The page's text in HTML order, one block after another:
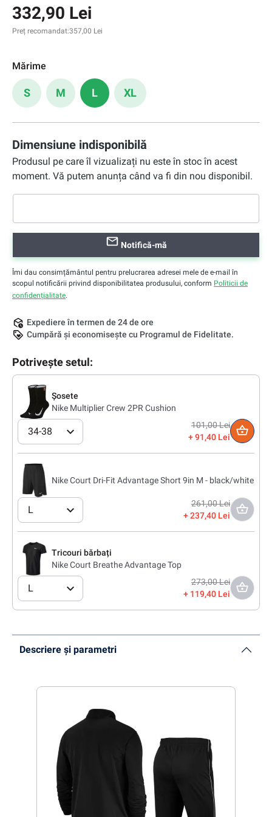
332,90 Lei
Preț recomandat:357,00 Lei
Mărime
S M L XL
Dimensiune indisponibilă
Produsul pe care îl vizualizați nu este în stoc în acest
moment. Vă putem anunța când va fi din nou disponibil.
Notifică-mă
Îmi dau consimțământul pentru prelucrarea adresei mele de e-mail în
scopul notificării privind disponibilitatea produsului, conform Politicii de
confidențialitate.
Expediere în termen de 24 de ore
Cumpără și economisește cu Programul de Fidelitate.
Potrivește setul:
Șosete
Nike Multiplier Crew 2PR Cushion
34-38
101,00 Lei
91,40 Lei
Nike Court Dri-Fit Advantage Short 9in M - black/white
L
261,00 Lei
237,40 Lei
Tricouri bărbați
Nike Court Breathe Advantage Top
L
273,00 Lei
119,40 Lei
Descriere și parametri